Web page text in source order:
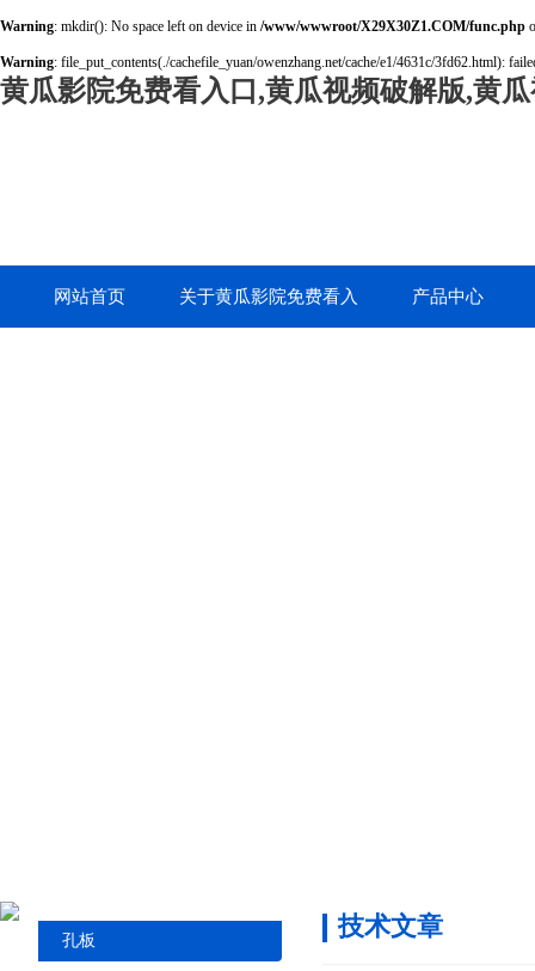
Warning: mkdir(): No space left on device in /www/wwwroot/X29X30Z1.COM/func.php
Warning: file_put_contents(./cachefile_yuan/owenzhang.net/cache/e1/4631c/3fd62.html):
黄瓜影院免费看入口,黄瓜视频破解版,黄
网站首页 关于黄瓜影院免费看入 产品中心
孔板 技术文章